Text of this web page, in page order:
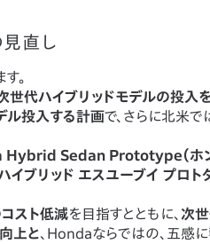
直し
す。
世代ハイブリッドモデルの投入
ル投入する計画で、さらに北米で
Hybrid Sedan Prototype（ホン
リッド エスユーブイ プロトタ
スト低減を目指すとともに、 次
上と、Hondaならではの、五感